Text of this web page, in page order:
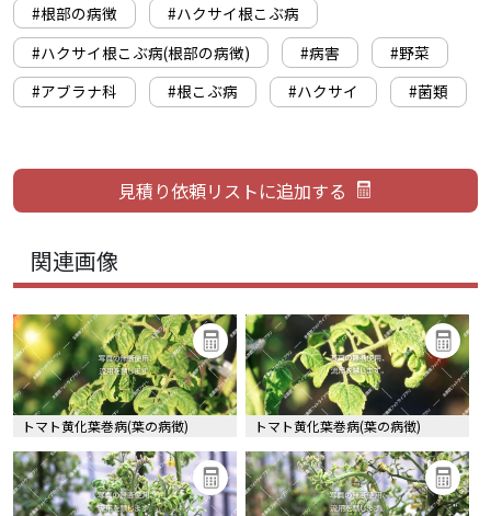
#根部の病徴
#ハクサイ根こぶ病
#ハクサイ根こぶ病(根部の病徴)
#病害
#野菜
#アブラナ科
#根こぶ病 #ハクサイ #菌類
関連画像
トマト黄化葉巻病(葉の病徴) トマト黄化葉巻病(葉の病徴)